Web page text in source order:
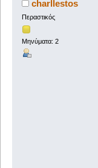
charllestos
Περαστικός
Μηνύματα: 2